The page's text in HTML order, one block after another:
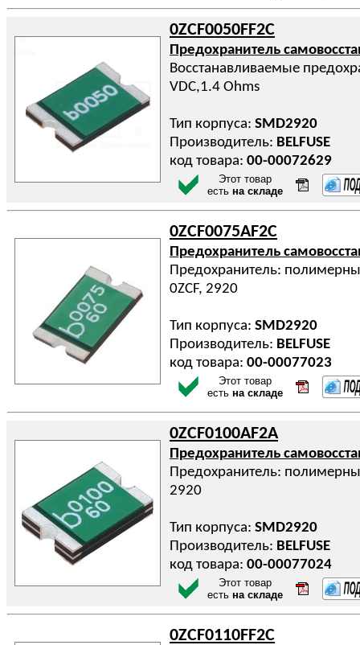
0ZCF0050FF2C
Предохранитель
Восстанавливаемые
VDC,1.4 Ohms
Тип корпуса: SMD2920
Производитель: BELFUSE
код товара: 00-00072629
Этот товар
есть на складе
0ZCF0075AF2C
Предохранитель
Предохранитель:
0ZCF, 2920
Тип корпуса: SMD2920
Производитель: BELFUSE
код товара: 00-00077023
Этот товар
есть на складе
0ZCF0100AF2A
Предохранитель
Предохранитель:
2920
Тип корпуса: SMD2920
Производитель: BELFUSE
код товара: 00-00077024
Этот товар
есть на складе
0ZCF0110FF2C